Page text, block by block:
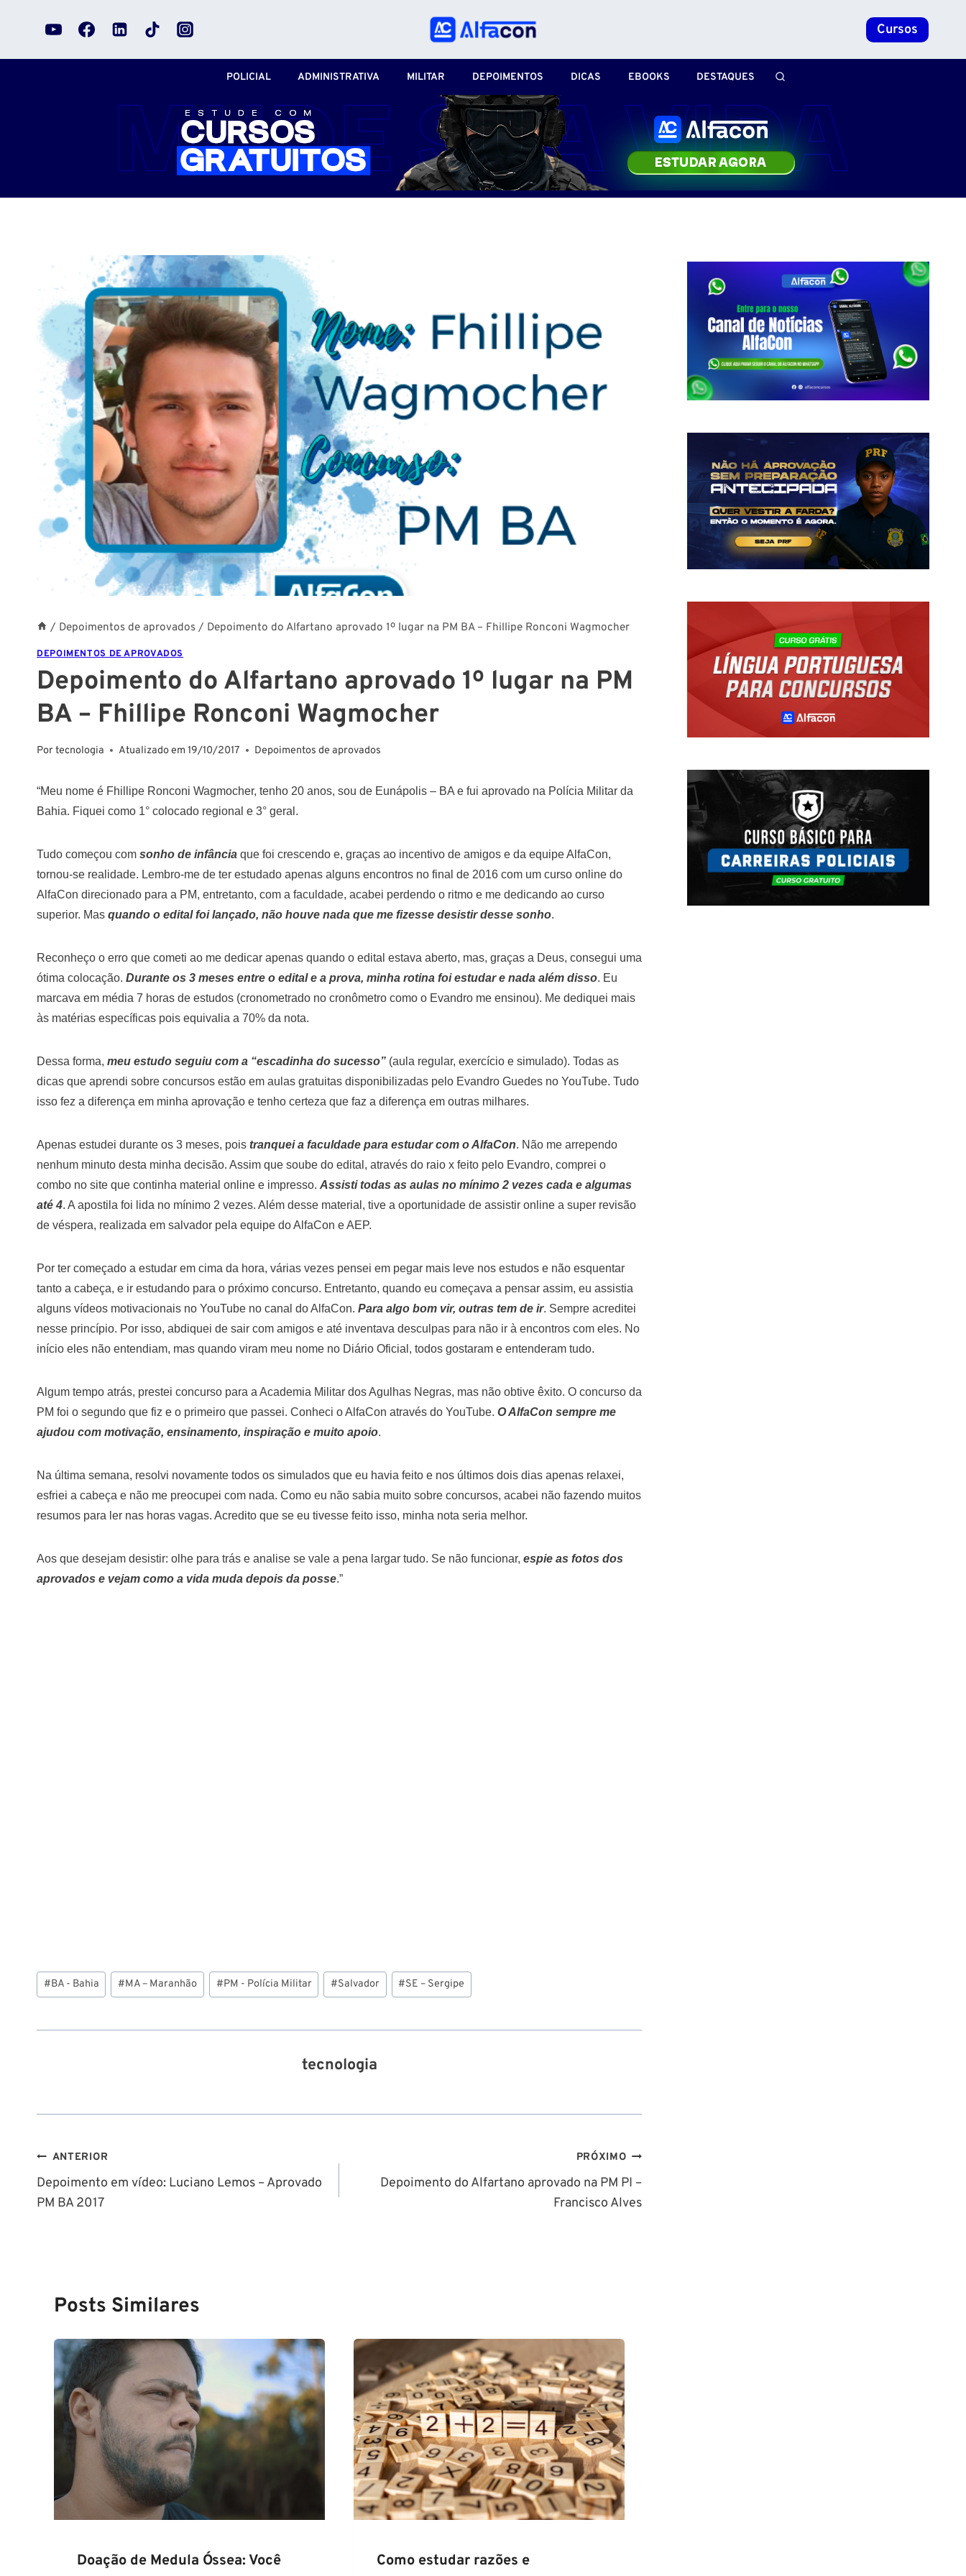
Cursos
POLICIAL ADMINISTRATIVA MILITAR DEPOIMENTOS DICAS EBOOKS DESTAQUES
/ Depoimentos de aprovados / Depoimento do Alfartano aprovado 1º lugar na PM BA – Fhillipe Ronconi Wagmocher
DEPOIMENTOS DE APROVADOS
Depoimento do Alfartano aprovado 1º lugar na PM
BA – Fhillipe Ronconi Wagmocher
Portecnologia Atualizado em 19/10/2017 Depoimentos de aprovados
“Meu nome é Fhillipe Ronconi Wagmocher, tenho 20 anos, sou de Eunápolis – BA e fui aprovado na Polícia Militar da
Bahia. Fiquei como 1° colocado regional e 3° geral.
Tudo começou com sonho de infância que foi crescendo e, graças ao incentivo de amigos e da equipe AlfaCon,
tornou-se realidade. Lembro-me de ter estudado apenas alguns encontros no final de 2016 com um curso online do
AlfaCon direcionado para a PM, entretanto, com a faculdade, acabei perdendo o ritmo e me dedicando ao curso
superior. Mas quando o edital foi lançado, não houve nada que me fizesse desistir desse sonho.
Reconheço o erro que cometi ao me dedicar apenas quando o edital estava aberto, mas, graças a Deus, consegui uma
ótima colocação. Durante os 3 meses entre o edital e a prova, minha rotina foi estudar e nada além disso. Eu
marcava em média 7 horas de estudos (cronometrado no cronômetro como o Evandro me ensinou). Me dediquei mais
às matérias específicas pois equivalia a 70% da nota.
Dessa forma, meu estudo seguiu com a “escadinha do sucesso” (aula regular, exercício e simulado). Todas as
dicas que aprendi sobre concursos estão em aulas gratuitas disponibilizadas pelo Evandro Guedes no YouTube. Tudo
isso fez a diferença em minha aprovação e tenho certeza que faz a diferença em outras milhares.
Apenas estudei durante os 3 meses, pois tranquei a faculdade para estudar com o AlfaCon. Não me arrependo
nenhum minuto desta minha decisão. Assim que soube do edital, através do raio x feito pelo Evandro, comprei o
combo no site que continha material online e impresso. Assisti todas as aulas no mínimo 2 vezes cada e algumas
até 4. A apostila foi lida no mínimo 2 vezes. Além desse material, tive a oportunidade de assistir online a super revisão
de véspera, realizada em salvador pela equipe do AlfaCon e AEP.
Por ter começado a estudar em cima da hora, várias vezes pensei em pegar mais leve nos estudos e não esquentar
tanto a cabeça, e ir estudando para o próximo concurso. Entretanto, quando eu começava a pensar assim, eu assistia
alguns vídeos motivacionais no YouTube no canal do AlfaCon. Para algo bom vir, outras tem de ir. Sempre acreditei
nesse princípio. Por isso, abdiquei de sair com amigos e até inventava desculpas para não ir à encontros com eles. No
início eles não entendiam, mas quando viram meu nome no Diário Oficial, todos gostaram e entenderam tudo.
Algum tempo atrás, prestei concurso para a Academia Militar dos Agulhas Negras, mas não obtive êxito. O concurso da
PM foi o segundo que fiz e o primeiro que passei. Conheci o AlfaCon através do YouTube. O AlfaCon sempre me
ajudou com motivação, ensinamento, inspiração e muito apoio.
Na última semana, resolvi novamente todos os simulados que eu havia feito e nos últimos dois dias apenas relaxei,
esfriei a cabeça e não me preocupei com nada. Como eu não sabia muito sobre concursos, acabei não fazendo muitos
resumos para ler nas horas vagas. Acredito que se eu tivesse feito isso, minha nota seria melhor.
Aos que desejam desistir: olhe para trás e analise se vale a pena largar tudo. Se não funcionar, espie as fotos dos
aprovados e vejam como a vida muda depois da posse.”
Tags
do
#BA - Bahia #MA – Maranhão #PM - Polícia Militar #Salvador #SE – Sergipe
tecnologia
Navegação
de
ANTERIOR
Depoimento em vídeo: Luciano Lemos – Aprovado
PM BA 2017
PRÓXIMO
Depoimento do Alfartano aprovado na PM PI –
Francisco Alves
Posts Similares
Doação de Medula Óssea: Você Como estudar razões e